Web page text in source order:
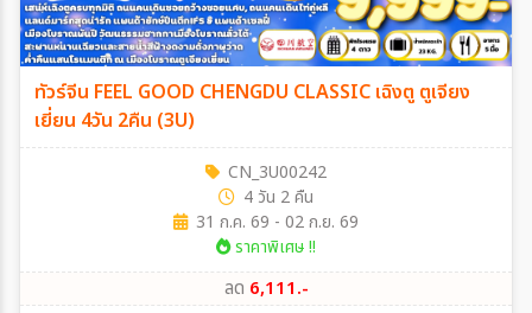
ทัวร์จีน FEEL GOOD CHENGDU CLASSIC เฉิงตู ตูเจียง
เยี่ยน 4วัน 2คืน (3U)
CN_3U00242
4 วัน 2 คืน
31 ก.ค. 69 - 02 ก.ย. 69
ราคาพิเศษ !!
ลด 6,111.-